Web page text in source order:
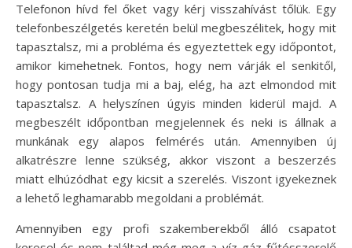
Telefonon hívd fel őket vagy kérj visszahívást tőlük. Egy
telefonbeszélgetés keretén belül megbeszélitek, hogy mit
tapasztalsz, mi a probléma és egyeztettek egy időpontot,
amikor kimehetnek. Fontos, hogy nem várják el senkitől,
hogy pontosan tudja mi a baj, elég, ha azt elmondod mit
tapasztalsz. A helyszínen úgyis minden kiderül majd. A
megbeszélt időpontban megjelennek és neki is állnak a
munkának egy alapos felmérés után. Amennyiben új
alkatrészre lenne szükség, akkor viszont a beszerzés
miatt elhúzódhat egy kicsit a szerelés. Viszont igyekeznek
a lehető leghamarabb megoldani a problémát.
Amennyiben egy profi szakemberekből álló csapatot